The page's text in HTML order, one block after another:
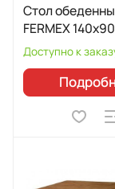
Стол
FERMEX
Доступно к